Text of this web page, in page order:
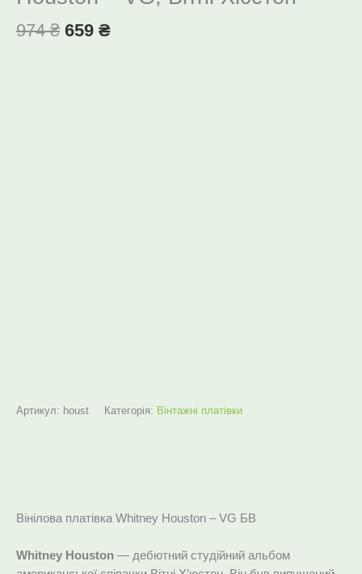
974₴ 659 ₴
Артикул: houst Категорія: Вінтажні платівки
Вінілова платівка Whitney Houston – VG БВ
Whitney Houston — дебютний студійний альбом